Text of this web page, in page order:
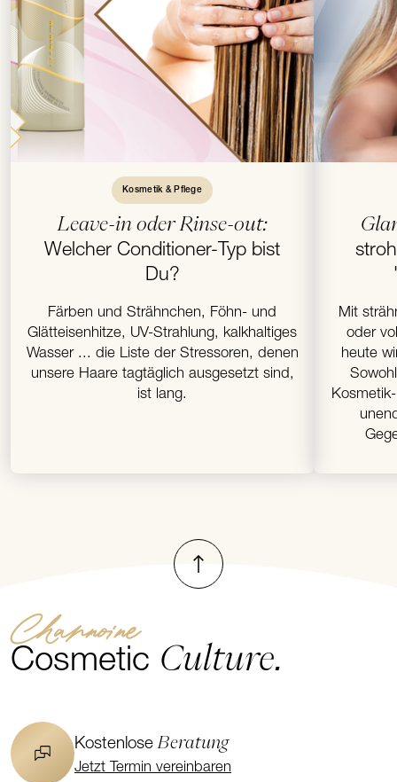
Kosmetik & Pflege
Leave-in oder Rinse-out:
Welcher Conditioner-Typ bist
Du?
Färben und Strähnchen, Föhn- und
Glätteisenhitze, UV-Strahlung, kalkhaltiges
Wasser ... die Liste der Stressoren, denen
unsere Haare tagtäglich ausgesetzt sind,
ist lang.
Mit
oder
heute
Nach oben
Channoine
Cosmetic Culture.
KostenloseBeratung
Jetzt Termin vereinbaren